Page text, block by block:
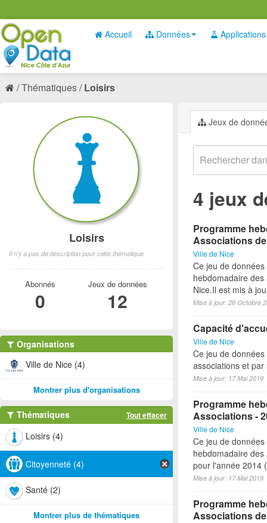
Accueil Données Applications
Thématiques Loisirs
Jeux de
4 jeux
Programme
Associations
Ville de Nice
Ce jeu de
hebdomadaire
Nice.Il est mis à
Mise à jour: 26 Octobre
Capacité
Ville de Nice
Ce jeu de
associations et par
Mise à jour: 17 Mai 2019
Programme
Associations -
Ville de Nice
Ce jeu de
hebdomadaire
pour l'année 2014
Mise à jour: 17 Mai 2019
Programme
Associations
Loisirs
Il n'y a pas de description pour cette thématique
Abonnés
0
Jeux de données
12
Organisations
Ville de Nice (4)
Montrer plus d'organisations
Thématiques Tout effacer
Loisirs (4)
Citoyenneté (4)
Santé (2)
Montrer plus de thématiques